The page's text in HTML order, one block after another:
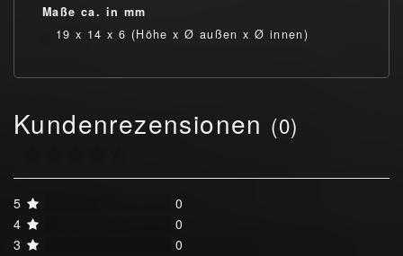
Maße ca. in mm
19 x 14 x 6 (Höhe x Ø außen x Ø innen)
Kundenrezensionen (0)
5
0
4
0
3
0